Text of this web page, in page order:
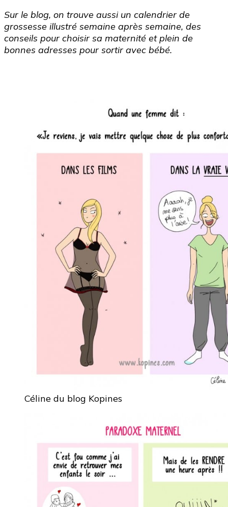
Sur le blog, on trouve aussi un calendrier de
grossesse illustré semaine après semaine, des
conseils pour choisir sa maternité et plein de
bonnes adresses pour sortir avec bébé.
Céline du blog Kopines